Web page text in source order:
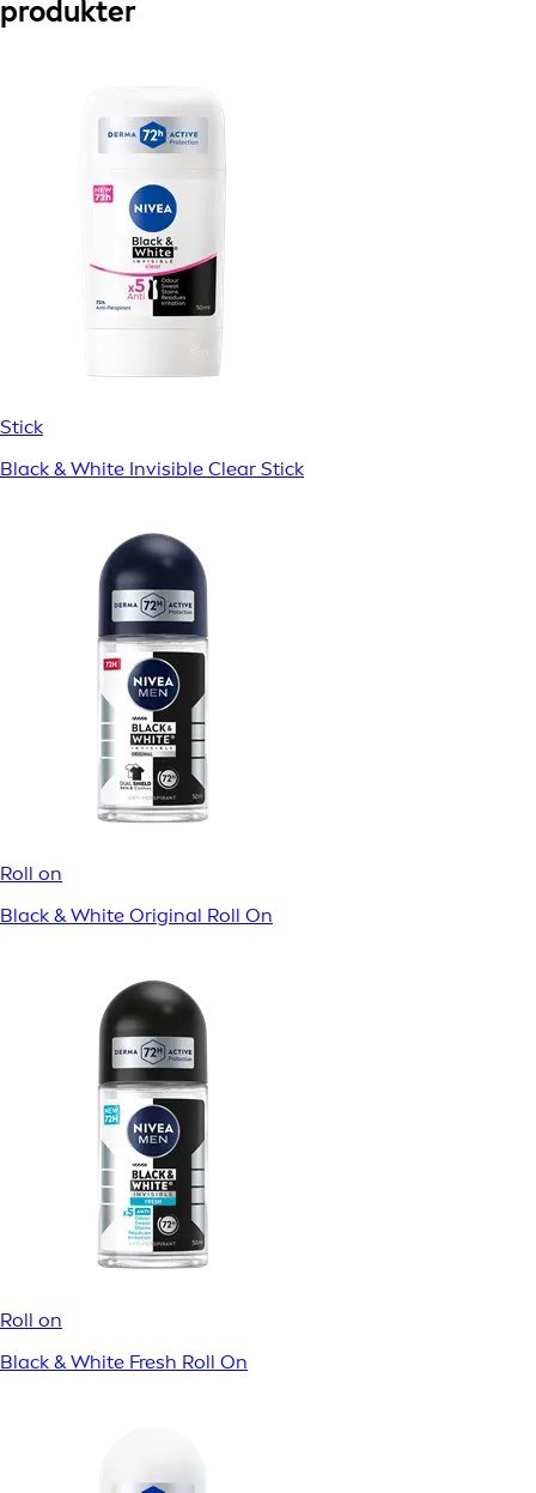
produkter
Stick
Black & White Invisible Clear Stick
Roll on
Black & White Original Roll On
Roll on
Black & White Fresh Roll On